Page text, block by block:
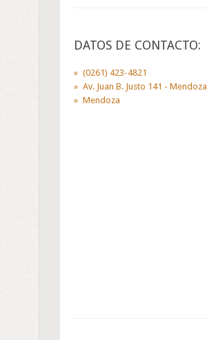
DATOS DE CONTACTO:
(0261) 423-4821
Av. Juan B. Justo 141 - Mendoza
Mendoza